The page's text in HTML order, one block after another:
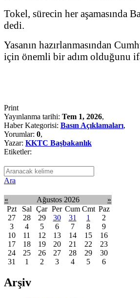
Tokel, sürecin her aşamasında
dedi.
Yasanın hazırlanmasından
için önemli bir adım olduğunu
Print
Yayınlanma tarihi: Tem 1, 2026,
Haber Kategorisi: Basın Açıklamaları,
Yorumlar: 0,
Yazar: KKTC Başbakanlık
Etiketler:
Ara
« Ağustos 2026
»
Pzt
Sal Çar Per Cum Cmt Paz
27
28 29 30 31 1
2
3
4 5 6 7 8
9
10
11 12 13 14 15
16
17
18 19 20 21 22
23
24
25 26 27 28 29
30
31
1 2 3 4 5 6
Arşiv